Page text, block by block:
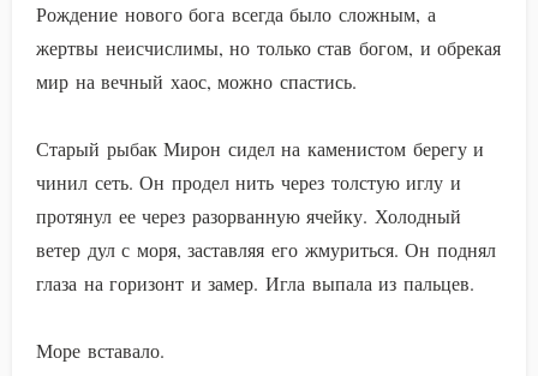
Рождение нового бога всегда было сложным, а
жертвы неисчислимы, но только став богом, и обрекая
мир на вечный хаос, можно спастись.
Старый рыбак Мирон сидел на каменистом берегу и
чинил сеть. Он продел нить через толстую иглу и
протянул ее через разорванную ячейку. Холодный
ветер дул с моря, заставляя его жмуриться. Он поднял
глаза на горизонт и замер. Игла выпала из пальцев.
Море вставало.